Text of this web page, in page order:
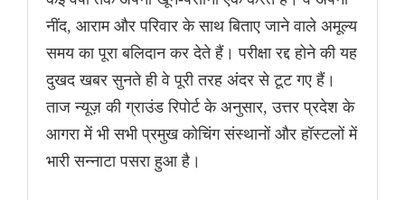
नींद, आराम और परिवार के साथ बिताए जाने वाले अमूल्य
समय का पूरा बलिदान कर देते हैं। परीक्षा रद्द होने की यह
दुखद खबर सुनते ही वे पूरी तरह अंदर से टूट गए हैं।
ताज न्यूज़ की ग्राउंड रिपोर्ट के अनुसार, उत्तर प्रदेश के
आगरा में भी सभी प्रमुख कोचिंग संस्थानों और हॉस्टलों में
भारी सन्नाटा पसरा हुआ है।